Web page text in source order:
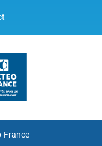
France